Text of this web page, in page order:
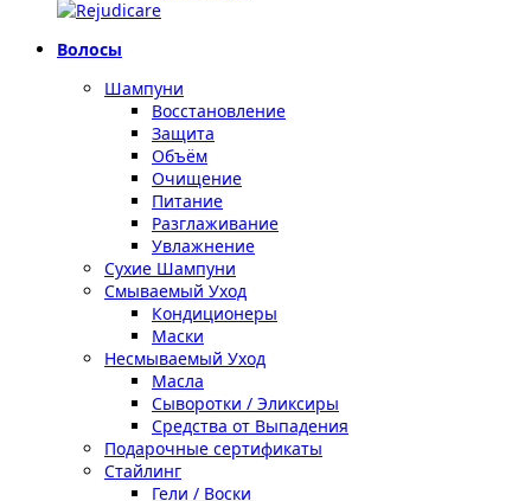
Волосы
Шампуни
Восстановление
Защита
Объём
Очищение
Питание
Разглаживание
Увлажнение
Сухие Шампуни
Смываемый Уход
Кондиционеры
Маски
Несмываемый Уход
Масла
Сыворотки / Эликсиры
Средства от Выпадения
Подарочные сертификаты
Стайлинг
Гели / Воски